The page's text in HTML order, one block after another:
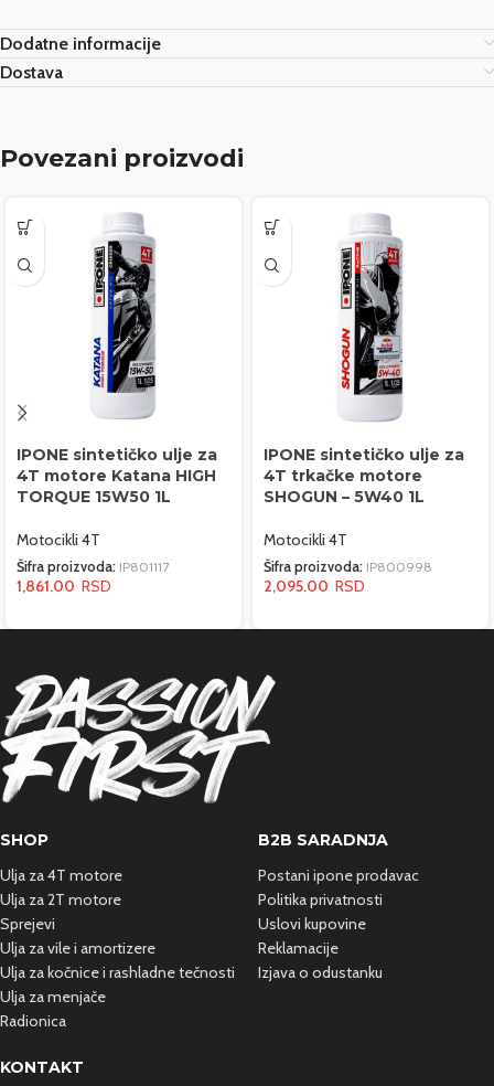
Dodatne informacije
Dostava
Povezani proizvodi
IPONE sintetičko ulje za
4T motore Katana HIGH
TORQUE 15W50 1L
Motocikli 4T
Šifra proizvoda: IP801117
1,861.00
IPONE sintetičko ulje za
4T trkačke motore
SHOGUN – 5W40 1L
Motocikli 4T
Šifra proizvoda: IP800998
2,095.00
SHOP
Ulja za 4T motore
Ulja za 2T motore
Sprejevi
Ulja za vile i amortizere
Ulja za kočnice i rashladnetečnosti
Ulja za menjače
Radionica
B2B SARADNJA
Postani ipone prodavac
Politika privatnosti
Uslovi kupovine
Reklamacije
Izjava o odustanku
KONTAKT